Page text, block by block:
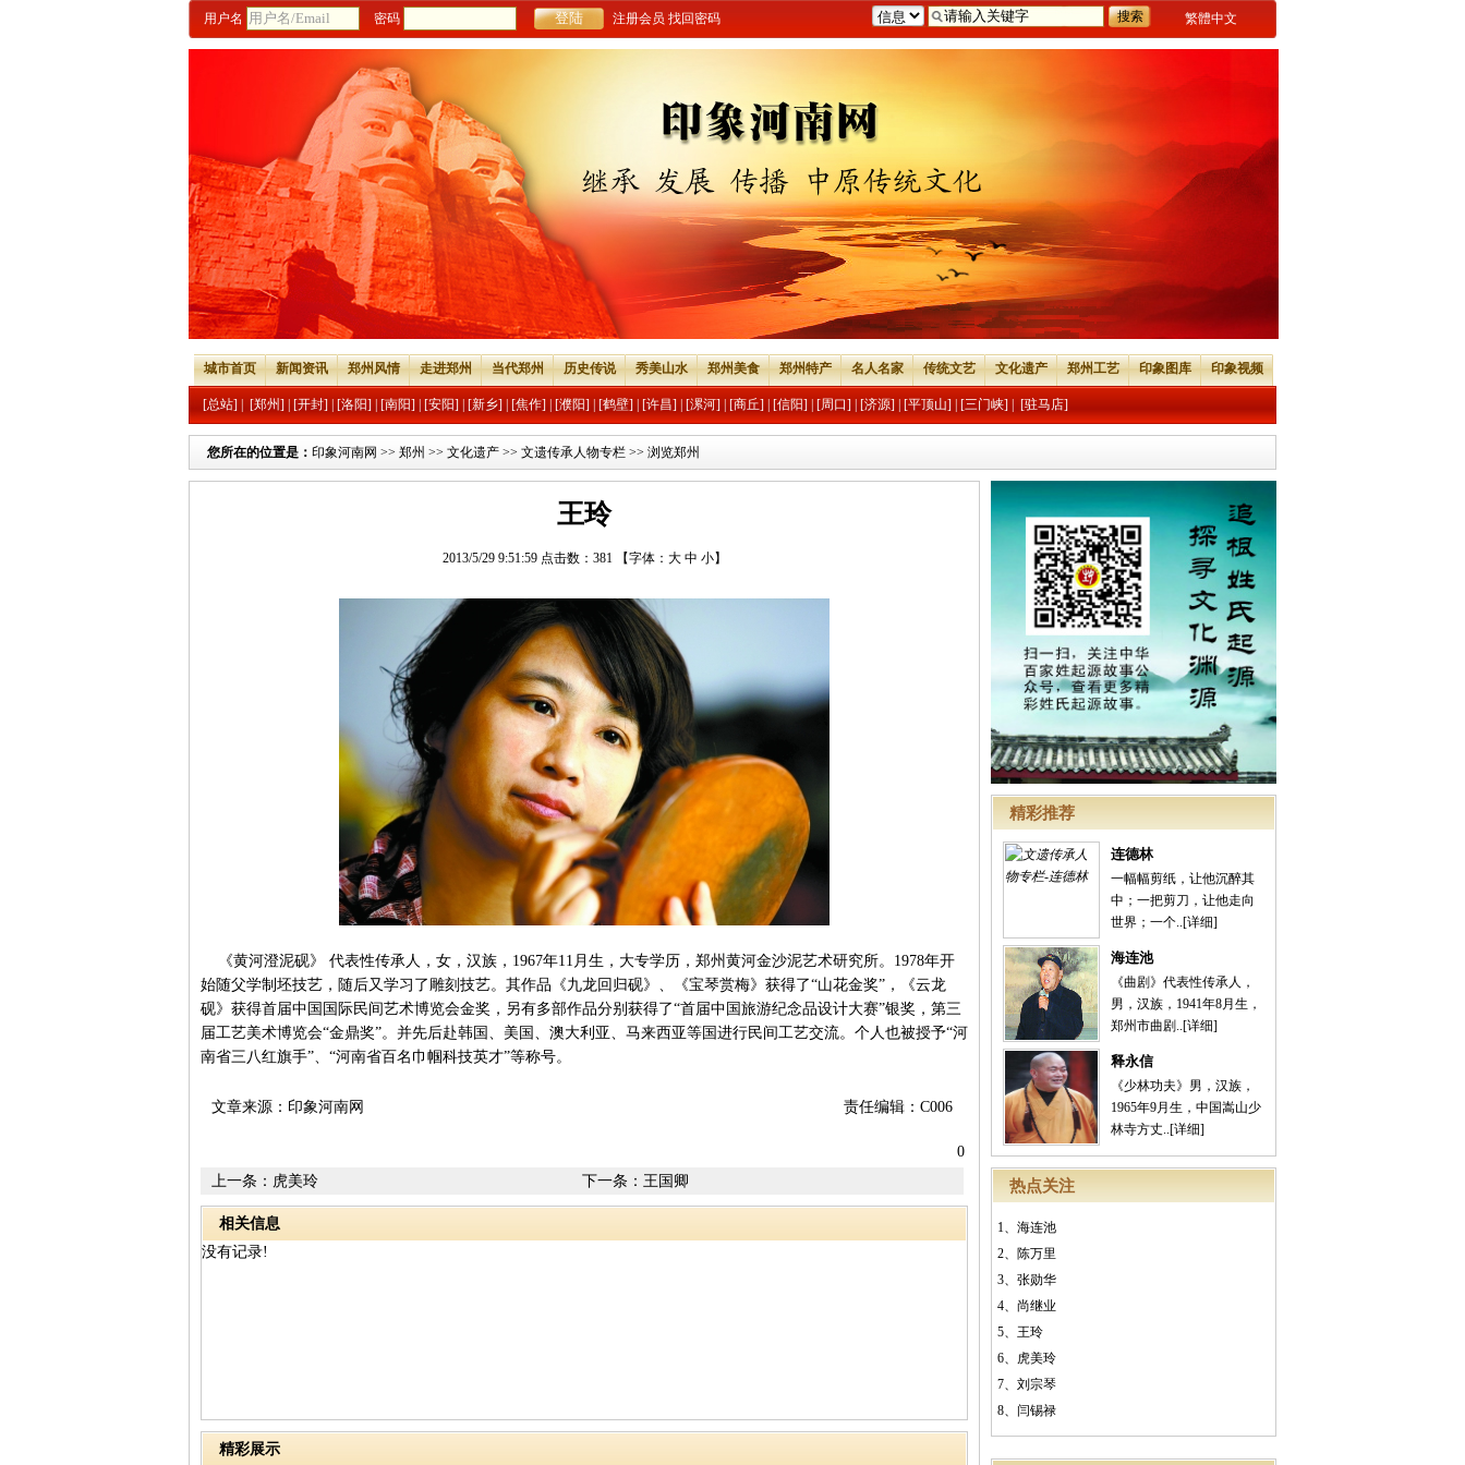
繁體中文
用户名 密码 注册会员 找回密码
城市首页 新闻资讯 郑州风情 走进郑州 当代郑州 历史传说 秀美山水 郑州美食 郑州特产 名人名家 传统文艺 文化遗产 郑州工艺 印象图库 印象视频
[总站] [郑州] [开封] [洛阳] [南阳] [安阳] [新乡] [焦作] [濮阳] [鹤壁] [许昌] [漯河] [商丘] [信阳] [周口] [济源] [平顶山] [三门峡] [驻马店]
您所在的位置是： 印象河南网 >> 郑州 >> 文化遗产 >> 文遗传承人物专栏 >> 浏览郑州
精彩推荐
连德林
一幅幅剪纸，让他沉醉其
中；一把剪刀，让他走向
世界；一个..[详细]
海连池
《曲剧》代表性传承人，
男，汉族，1941年8月生，
郑州市曲剧..[详细]
释永信
《少林功夫》男，汉族，
1965年9月生，中国嵩山少
林寺方丈..[详细]
热点关注
1、 海连池
2、 陈万里
3、 张勋华
4、 尚继业
5、 王玲
6、 虎美玲
7、 刘宗琴
8、 闫锡禄
王玲
2013/5/29 9:51:59 点击数： 381 【字体： 大 中 小】
《黄河澄泥砚》 代表性传承人，女，汉族，1967年11月生，大专学历，郑州黄河金沙泥艺术研究所。1978年开
始随父学制坯技艺，随后又学习了雕刻技艺。其作品《九龙回归砚》、《宝琴赏梅》获得了“山花金奖”，《云龙
砚》获得首届中国国际民间艺术博览会金奖，另有多部作品分别获得了“首届中国旅游纪念品设计大赛”银奖，第三
届工艺美术博览会“金鼎奖”。并先后赴韩国、美国、澳大利亚、马来西亚等国进行民间工艺交流。个人也被授予“河
南省三八红旗手”、“河南省百名巾帼科技英才”等称号。
责任编辑：C006
文章来源：印象河南网
0
下一条： 王国卿
上一条： 虎美玲
相关信息
没有记录!
精彩展示